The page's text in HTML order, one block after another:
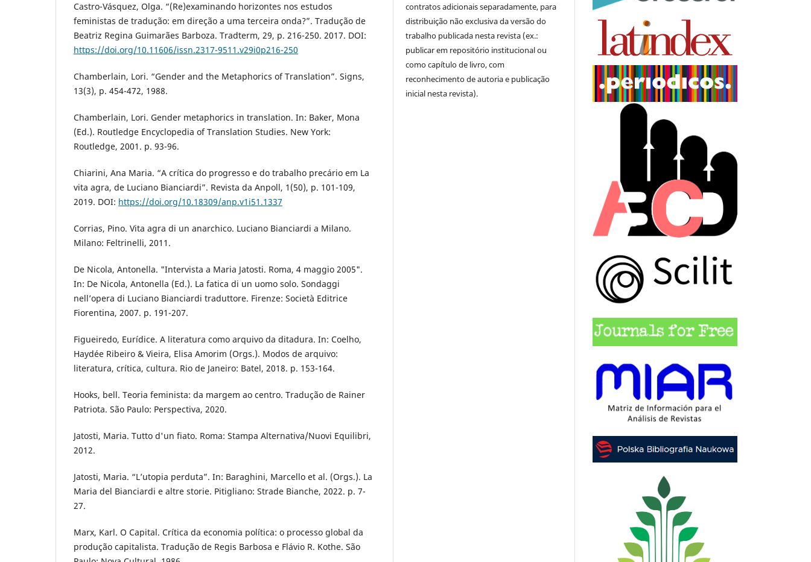
Castro-Vásquez, Olga. “(Re)examinando horizontes nos estudos
feministas de tradução: em direção a uma terceira onda?”. Tradução de
Beatriz Regina Guimarães Barboza. Tradterm, 29, p. 216-250. 2017. DOI:
https://doi.org/10.11606/issn.2317-9511.v29i0p216-250
Chamberlain, Lori. “Gender and the Metaphorics of Translation”. Signs,
13(3), p. 454-472, 1988.
Chamberlain, Lori. Gender metaphorics in translation. In: Baker, Mona
(Ed.). Routledge Encyclopedia of Translation Studies. New York:
Routledge, 2001. p. 93-96.
Chiarini, Ana Maria. “A crítica do progresso e do trabalho precário em La
vita agra, de Luciano Bianciardi”. Revista da Anpoll, 1(50), p. 101-109,
2019. DOI: https://doi.org/10.18309/anp.v1i51.1337
Corrias, Pino. Vita agra di un anarchico. Luciano Bianciardi a Milano.
Milano: Feltrinelli, 2011.
De Nicola, Antonella. "Intervista a Maria Jatosti. Roma, 4 maggio 2005".
In: De Nicola, Antonella (Ed.). La fatica di un uomo solo. Sondaggi
nell’opera di Luciano Bianciardi traduttore. Firenze: Società Editrice
Fiorentina, 2007. p. 191-207.
Figueiredo, Eurídice. A literatura como arquivo da ditadura. In: Coelho,
Haydée Ribeiro & Vieira, Elisa Amorim (Orgs.). Modos de arquivo:
literatura, crítica, cultura. Rio de Janeiro: Batel, 2018. p. 153-164.
Hooks, bell. Teoria feminista: da margem ao centro. Tradução de Rainer
Patriota. São Paulo: Perspectiva, 2020.
Jatosti, Maria. Tutto d'un fiato. Roma: Stampa Alternativa/Nuovi Equilibri,
2012.
Jatosti, Maria. “L’utopia perduta”. In: Baraghini, Marcello et al. (Orgs.). La
Maria del Bianciardi e altre storie. Pitigliano: Strade Bianche, 2022. p. 7-
27.
Marx, Karl. O Capital. Crítica da economia política: o processo global da
produção capitalista. Tradução de Regis Barbosa e Flávio R. Kothe. São
contratos adicionais separadamente, para
distribuição não exclusiva da versão do
trabalho publicada nesta revista (ex.:
publicar em repositório institucional ou
como capítulo de livro, com
reconhecimento de autoria e publicação
inicial nesta revista).